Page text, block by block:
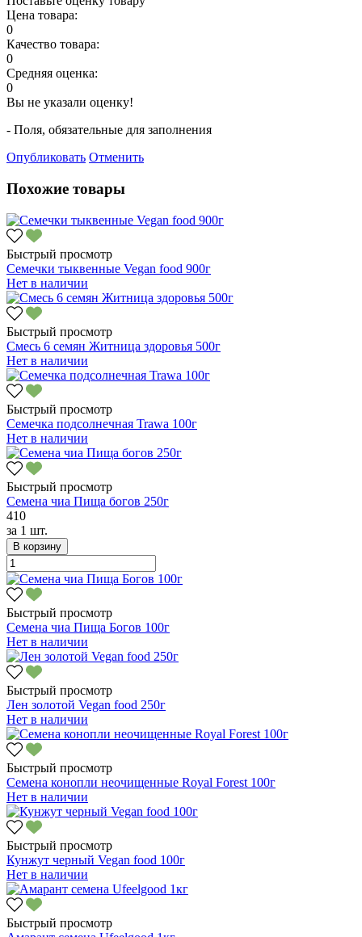
Цена товара:
0
Качество товара:
0
Средняя оценка:
0
Вы не указали оценку!
- Поля, обязательные для заполнения
Опубликовать Отменить
Похожие товары
Быстрый просмотр
Семечки тыквенные Vegan food 900г
Нет в наличии
Быстрый просмотр
Смесь 6 семян Житница здоровья 500г
Нет в наличии
Быстрый просмотр
Семечка подсолнечная Trawa 100г
Нет в наличии
Быстрый просмотр
Семена чиа Пища богов 250г
410
за 1 шт.
В корзину
Быстрый просмотр
Семена чиа Пища Богов 100г
Нет в наличии
Быстрый просмотр
Лен золотой Vegan food 250г
Нет в наличии
Быстрый просмотр
Семена конопли неочищенные Royal Forest 100г
Нет в наличии
Быстрый просмотр
Кунжут черный Vegan food 100г
Нет в наличии
Быстрый просмотр